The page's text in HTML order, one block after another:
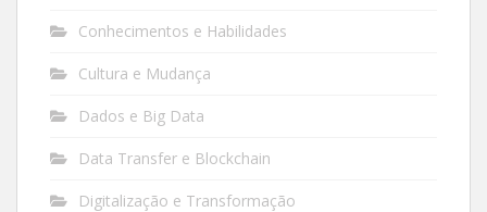
Conhecimentos e Habilidades
Cultura e Mudança
Dados e Big Data
Data Transfer e Blockchain
Digitalização e Transformação